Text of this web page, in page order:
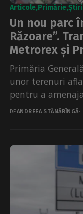
Articole Primărie Știri
Un nou parc
Răzoare”.
Metrorex și
Primăria
unor terenuri
pentru a
Academia
DEANDREEA STĂNĂRÎNGĂ